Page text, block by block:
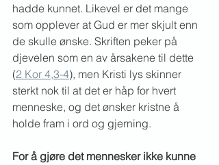
hadde kunnet. Likevel er det mange
som opplever at Gud er mer skjult enn
de skulle ønske. Skriften peker på
djevelen som en av årsakene til dette
(2 Kor 4,3-4), men Kristi lys skinner
sterkt nok til at det er håp for hvert
menneske, og det ønsker kristne å
holde fram i ord og gjerning.
For å gjøre det mennesker ikke kunne